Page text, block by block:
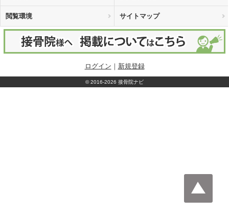
閲覧環境 サイトマップ
ログイン ｜ 新規登録
©2016-2026 接骨院ナビ